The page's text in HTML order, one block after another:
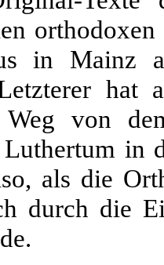
in Mainz
hat
von
in
als die
durch die